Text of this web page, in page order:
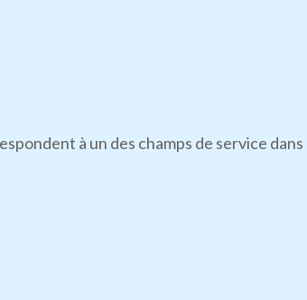
à un des champs de service